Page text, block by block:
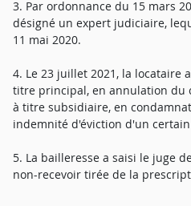
3. Par ordonnance du 15 mars
désigné un expert judiciaire,
11 mai 2020.
4. Le 23 juillet 2021, la locataire
titre principal, en annulation du
à titre subsidiaire, en
indemnité d'éviction d'un
5. La bailleresse a saisi le juge
non-recevoir tirée de la